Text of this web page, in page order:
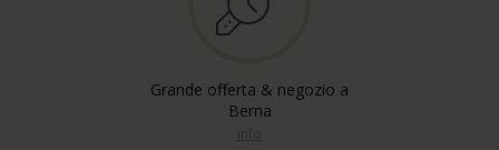
Grande offerta & negozio a
Berna